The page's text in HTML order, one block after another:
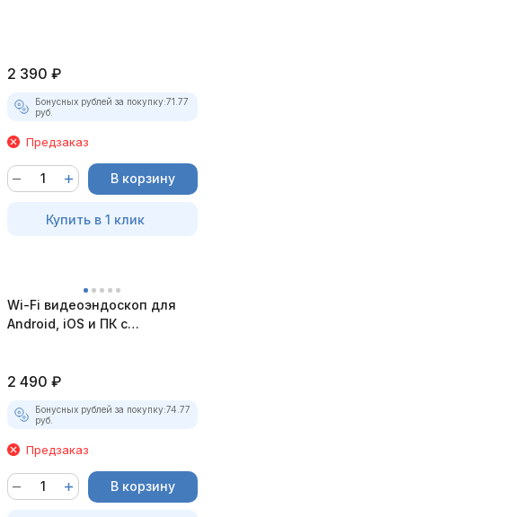
2 390 ₽
Бонусных рублей за покупку:71.77
руб.
Предзаказ
В корзину
Купить в 1 клик
Wi-Fi видеоэндоскоп для
Android, iOS и ПК с
2 490 ₽
Бонусных рублей за покупку:74.77
руб.
Предзаказ
В корзину